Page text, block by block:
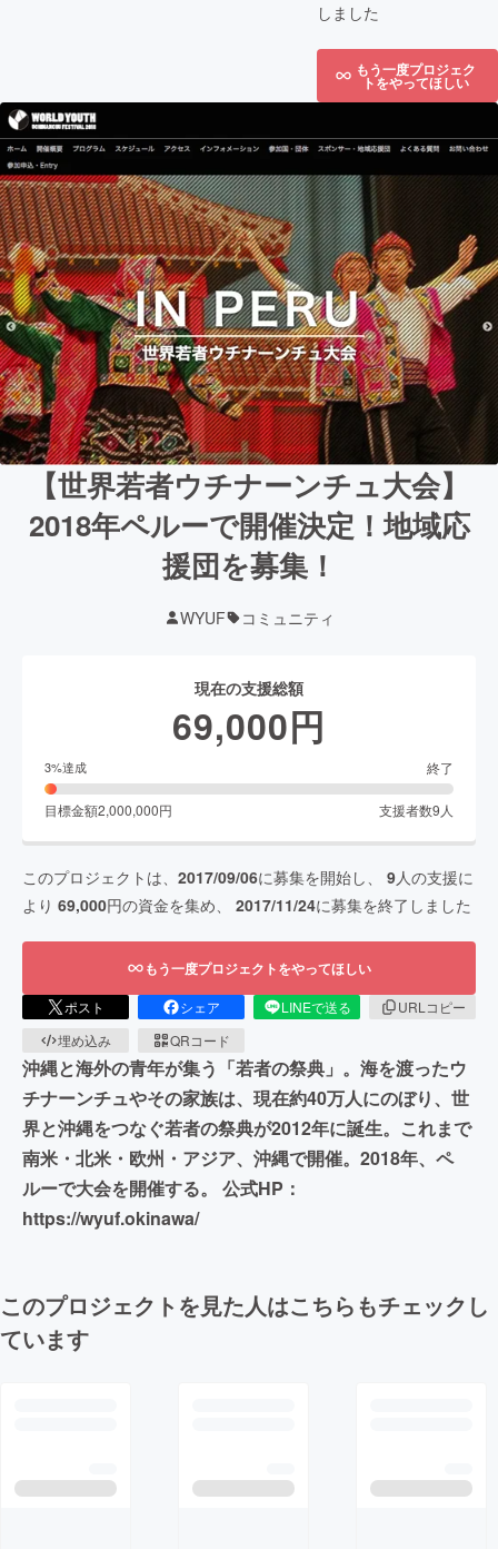
しました
もう一度プロジェク
トをやってほしい
【世界若者ウチナーンチュ大会】
2018年ペルーで開催決定！地域応
援団を募集！
WYUF コミュニティ
現在の支援総額
69,000円
3%達成 終了
目標金額2,000,000円 支援者数9 人
このプロジェクトは、 2017/09/06に募集を開始し、 9人の支援に
より 69,000円の資金を集め、 2017/11/24に募集を終了しました
もう一度プロジェクトをやってほしい
ポスト シェア LINEで送る
URLコピー
埋め込み
QRコード
沖縄と海外の青年が集う「若者の祭典」。海を渡ったウ
チナーンチュやその家族は、現在約40万人にのぼり、世
界と沖縄をつなぐ若者の祭典が2012年に誕生。これまで
南米・北米・欧州・アジア、沖縄で開催。2018年、ペ
ルーで大会を開催する。 公式HP：
https://wyuf.okinawa/
このプロジェクトを見た人はこちらもチェックし
ています